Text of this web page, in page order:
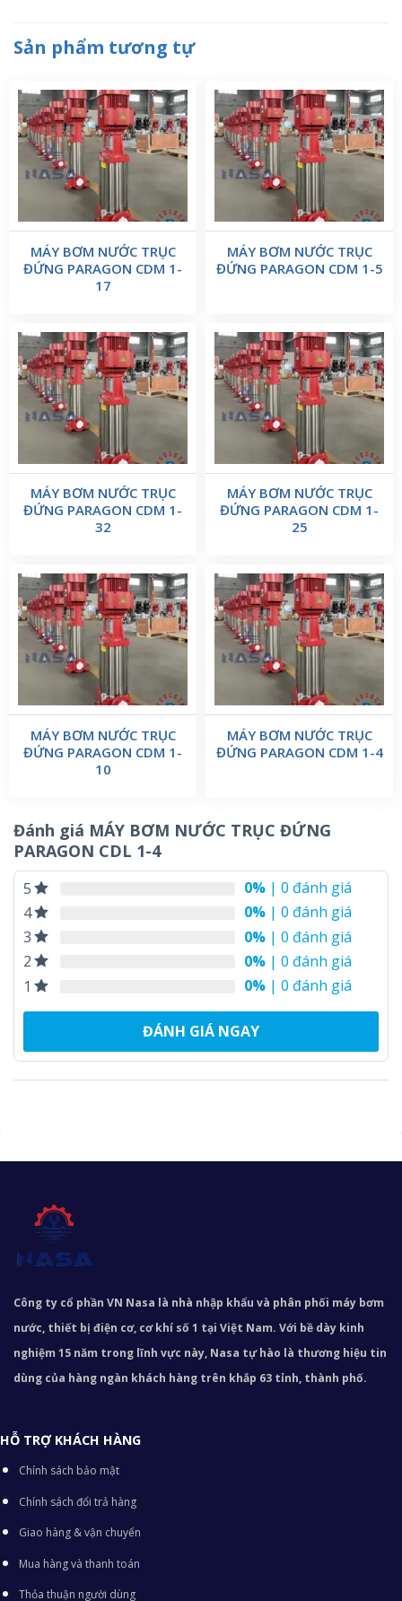
Sản phẩm tương tự
MÁY BƠM NƯỚC TRỤC
ĐỨNG PARAGON CDM 1-
17
MÁY BƠM NƯỚC TRỤC
ĐỨNG PARAGON CDM 1-5
MÁY BƠM NƯỚC TRỤC
ĐỨNG PARAGON CDM 1-
32
MÁY BƠM NƯỚC TRỤC
ĐỨNG PARAGON CDM 1-
25
MÁY BƠM NƯỚC TRỤC
ĐỨNG PARAGON CDM 1-
10
MÁY BƠM NƯỚC TRỤC
ĐỨNG PARAGON CDM 1-4
Đánh giá MÁY BƠM NƯỚC TRỤC ĐỨNG
PARAGON CDL 1-4
5 0% | 0 đánh giá
4
0% | 0 đánh giá
3
0% | 0 đánh giá
2
0% | 0 đánh giá
1
0% | 0 đánh giá
ĐÁNH GIÁ NGAY
Công ty cổ phần VN Nasa là nhà nhập khẩu và phân phối máy bơm
nước, thiết bị điện cơ, cơ khí số 1 tại Việt Nam. Với bề dày kinh
nghiệm 15 năm trong lĩnh vực này, Nasa tự hào là thương hiệu tin
dùng của hàng ngàn khách hàng trên khắp 63 tỉnh, thành phố.
HỖ TRỢ KHÁCH HÀNG
Chính sách bảo mật
Chính sách đổi trả hàng
Giao hàng & vận chuyển
Mua hàng và thanh toán
Thỏa thuận người dùng